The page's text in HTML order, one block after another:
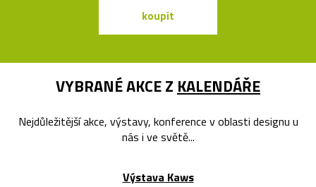
koupit
VYBRANÉ AKCE Z KALENDÁŘE
Nejdůležitější akce, výstavy, konference v oblasti designu u
nás i ve světě...
Výstava Kaws